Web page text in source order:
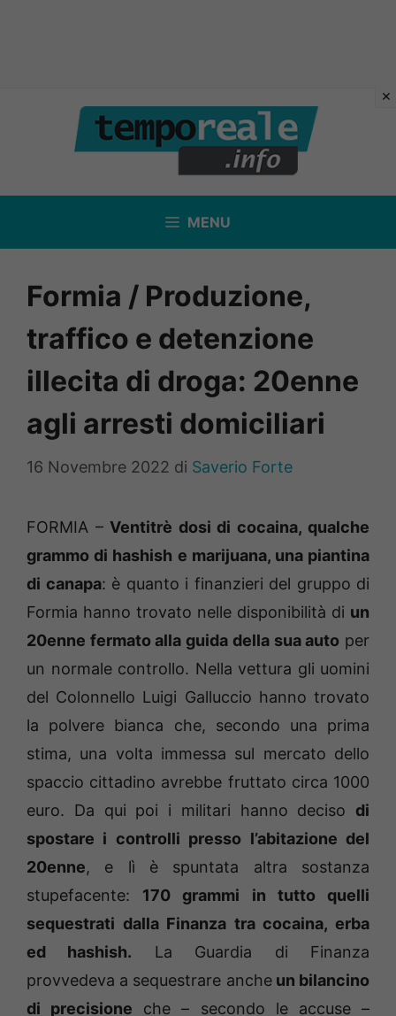
contenuto
MENU
Formia / Produzione,
traffico e detenzione
illecita di droga: 20enne
agli arresti domiciliari
16 Novembre 2022 di Saverio Forte
FORMIA –Ventitrè dosi di cocaina, qualche
grammo di hashish e marijuana, una piantina
di canapa: è quanto i finanzieri del gruppo di
Formia hanno trovato nelle disponibilità di un
20enne fermato alla guida della sua auto per
un normale controllo. Nella vettura gli uomini
del Colonnello Luigi Galluccio hanno trovato
la polvere bianca che, secondo una prima
stima, una volta immessa sul mercato dello
spaccio cittadino avrebbe fruttato circa 1000
euro. Da qui poi i militari hanno deciso di
spostare i controlli presso l’abitazione del
20enne, e lì è spuntata altra sostanza
stupefacente: 170 grammi in tutto quelli
sequestrati dalla Finanza tra cocaina, erba
ed hashish. La Guardia di Finanza
provvedeva a sequestrare ancheun bilancino
di precisione che – secondo le accuse –